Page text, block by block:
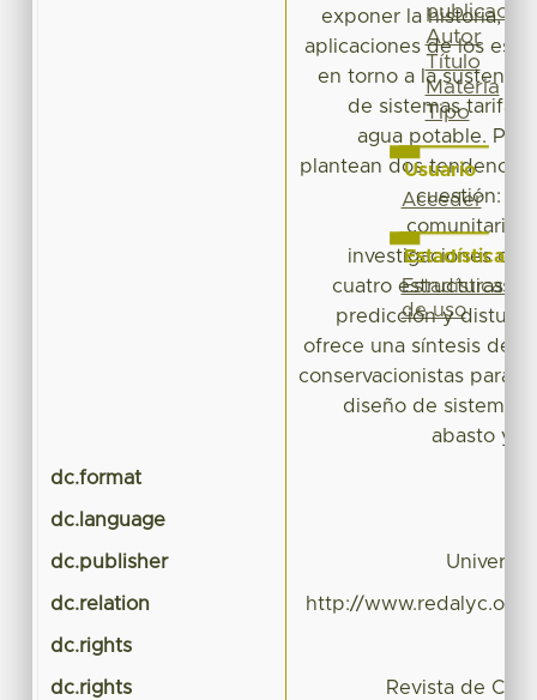
exponer la historia,
aplicaciones de los
en torno a la
de sistemas
agua potable.
plantean dos
cuestión:
investigaciones
cuatro estructuras:
predicción y
ofrece una síntesis de
conservacionistas para
diseño de sistemas
abasto y
dc.format
dc.language
dc.publisher
dc.relation http://www.redalyc.org/
dc.rights
dc.rights Revista de
publicación
Autor
Título
Materia
Tipo
Usuario
Acceder
Estadísticas
Estadísticas
de uso